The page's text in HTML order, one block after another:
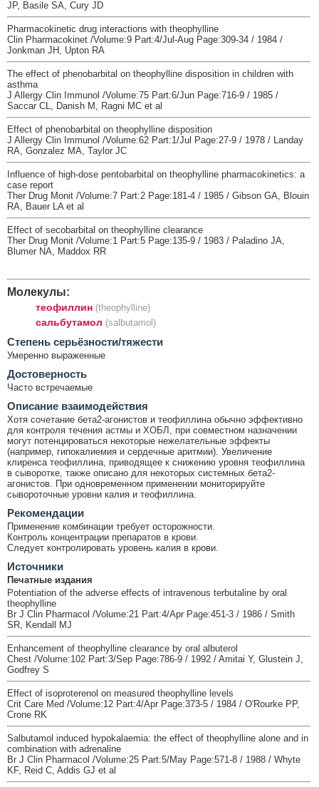
JP, Basile SA, Cury JD
Pharmacokinetic drug interactions with theophylline
Clin Pharmacokinet /Volume:9 Part:4/Jul-Aug Page:309-34 / 1984 /
Jonkman JH, Upton RA
The effect of phenobarbital on theophylline disposition in children with
asthma
J Allergy Clin Immunol /Volume:75 Part:6/Jun Page:716-9 / 1985 /
Saccar CL, Danish M, Ragni MC et al
Effect of phenobarbital on theophylline disposition
J Allergy Clin Immunol /Volume:62 Part:1/Jul Page:27-9 / 1978 / Landay
RA, Gonzalez MA, Taylor JC
Influence of high-dose pentobarbital on theophylline pharmacokinetics: a
case report
Ther Drug Monit /Volume:7 Part:2 Page:181-4 / 1985 / Gibson GA, Blouin
RA, Bauer LA et al
Effect of secobarbital on theophylline clearance
Ther Drug Monit /Volume:1 Part:5 Page:135-9 / 1983 / Paladino JA,
Blumer NA, Maddox RR
Молекулы:
теофиллин (theophylline)
сальбутамол (salbutamol)
Cтепень серьёзности/тяжести
Умеренно выраженные
Достоверность
Часто встречаемые
Описание взаимодействия
Хотя сочетание бета2-агонистов и теофиллина обычно эффективно
для контроля течения астмы и ХОБЛ, при совместном назначении
могут потенцироваться некоторые нежелательные эффекты
(например, гипокалиемия и сердечные аритмии). Увеличение
клиренса теофиллина, приводящее к снижению уровня теофиллина
в сыворотке, также описано для некоторых системных бета2-
агонистов. При одновременном применении мониторируйте
сывороточные уровни калия и теофиллина.
Рекомендации
Применение комбинации требует осторожности.
Контроль концентрации препаратов в крови.
Следует контролировать уровень калия в крови.
Источники
Печатные издания
Potentiation of the adverse effects of intravenous terbutaline by oral
theophylline
Br J Clin Pharmacol /Volume:21 Part:4/Apr Page:451-3 / 1986 / Smith
SR, Kendall MJ
Enhancement of theophylline clearance by oral albuterol
Chest /Volume:102 Part:3/Sep Page:786-9 / 1992 / Amitai Y, Glustein J,
Godfrey S
Effect of isoproterenol on measured theophylline levels
Crit Care Med /Volume:12 Part:4/Apr Page:373-5 / 1984 / O'Rourke PP,
Crone RK
Salbutamol induced hypokalaemia: the effect of theophylline alone and in
combination with adrenaline
Br J Clin Pharmacol /Volume:25 Part:5/May Page:571-8 / 1988 / Whyte
KF, Reid C, Addis GJ et al